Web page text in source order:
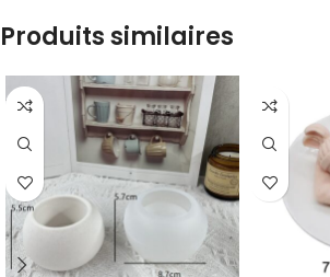
Produits similaires